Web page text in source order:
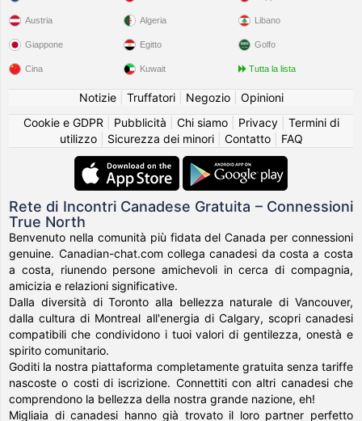
Austria
Giappone
Cina
Algeria
Egitto
Kuwait
Libano
Golfo
Tutta la lista
Notizie| Truffatori| Negozio| Opinioni
Cookie e GDPR
Pubblicità Chi siamo| Privacy| Termini di
utilizzo| Sicurezza dei minori| Contatto| FAQ
Rete di Incontri Canadese Gratuita – Connessioni
True North
Benvenuto nella comunità più fidata del Canada per connessioni
genuine. Canadian-chat.com collega canadesi da costa a costa
a costa, riunendo persone amichevoli in cerca di compagnia,
amicizia e relazioni significative.
Dalla diversità di Toronto alla bellezza naturale di Vancouver,
dalla cultura di Montreal all'energia di Calgary, scopri canadesi
compatibili che condividono i tuoi valori di gentilezza, onestà e
spirito comunitario.
Goditi la nostra piattaforma completamente gratuita senza tariffe
nascoste o costi di iscrizione. Connettiti con altri canadesi che
comprendono la bellezza della nostra grande nazione, eh!
Migliaia di canadesi hanno già trovato il loro partner perfetto